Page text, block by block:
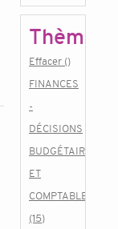
Thème
Effacer ()
FINANCES
-
DÉCISIONS
BUDGÉTAIRES
ET
COMPTABLES
(15)